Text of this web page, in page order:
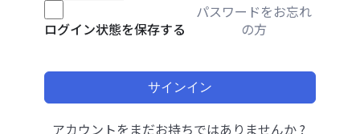
ログイン状態を保存する
パスワードをお忘れ
の方
サインイン
アカウントをまだお持ちではありませんか ?